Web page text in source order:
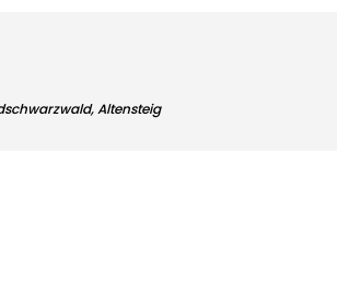
Altensteig